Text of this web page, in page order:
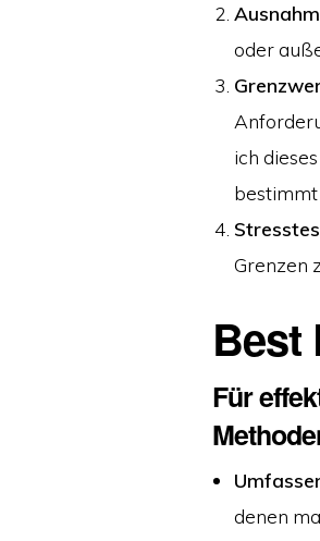
oder
ich
Grenzen
Best
Für
denen